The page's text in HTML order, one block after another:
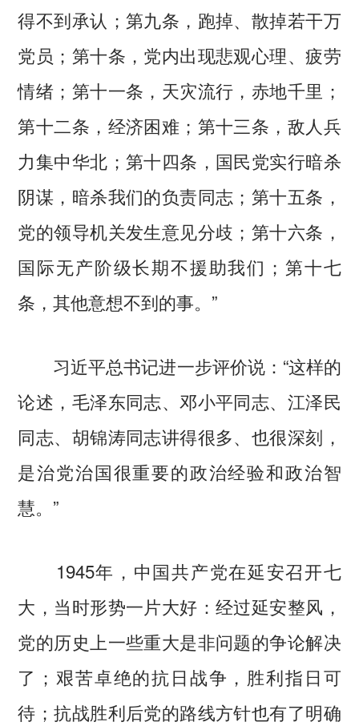
得不到承认；第九条，跑掉、散掉若干万
党员；第十条，党内出现悲观心理、疲劳
情绪；第十一条，天灾流行，赤地千里；
第十二条，经济困难；第十三条，敌人兵
力集中华北；第十四条，国民党实行暗杀
阴谋，暗杀我们的负责同志；第十五条，
党的领导机关发生意见分歧；第十六条，
国际无产阶级长期不援助我们；第十七
条，其他意想不到的事。”
习近平总书记进一步评价说：“这样的
论述，毛泽东同志、邓小平同志、江泽民
同志、胡锦涛同志讲得很多、也很深刻，
是治党治国很重要的政治经验和政治智
慧。”
1945年，中国共产党在延安召开七
大，当时形势一片大好：经过延安整风，
党的历史上一些重大是非问题的争论解决
了；艰苦卓绝的抗日战争，胜利指日可
待；抗战胜利后党的路线方针也有了明确